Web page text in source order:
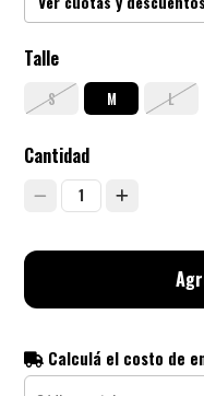
Talle
S M L
Cantidad
1
Calculá el costo de